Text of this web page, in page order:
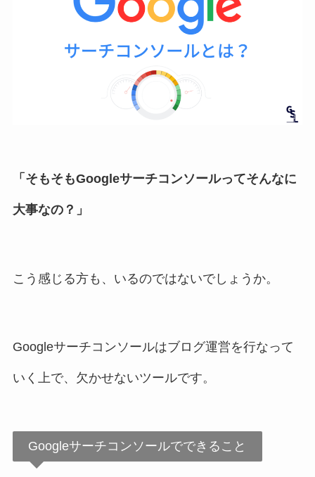
「そもそもGoogleサーチコンソールってそんなに
大事なの？」
こう感じる方も、いるのではないでしょうか。
Googleサーチコンソールはブログ運営を行なって
いく上で、欠かせないツールです。
Googleサーチコンソールでできること